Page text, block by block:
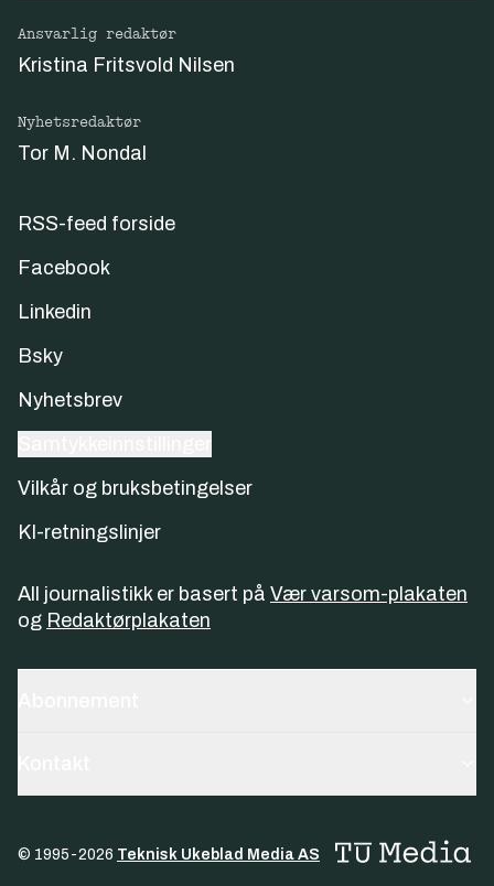
Ansvarlig redaktør
Kristina Fritsvold Nilsen
Nyhetsredaktør
Tor M. Nondal
RSS-feed forside
Facebook
Linkedin
Bsky
Nyhetsbrev
Vilkår og bruksbetingelser
KI-retningslinjer
All journalistikk er basert på Vær varsom-plakaten
og Redaktørplakaten
© 1995-2026 Teknisk Ukeblad Media AS